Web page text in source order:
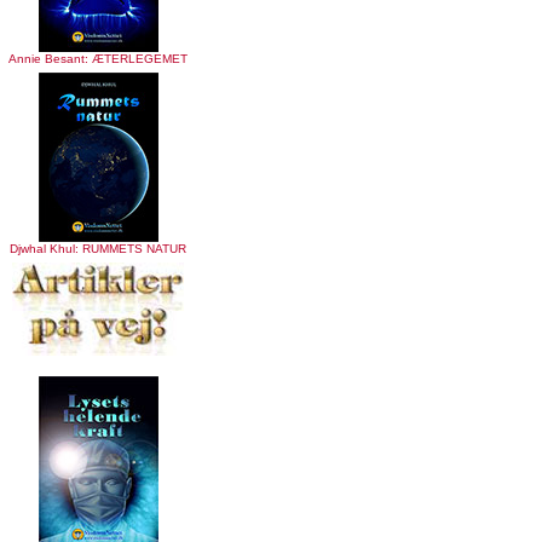
Annie Besant: ÆTERLEGEMET
Djwhal Khul: RUMMETS NATUR